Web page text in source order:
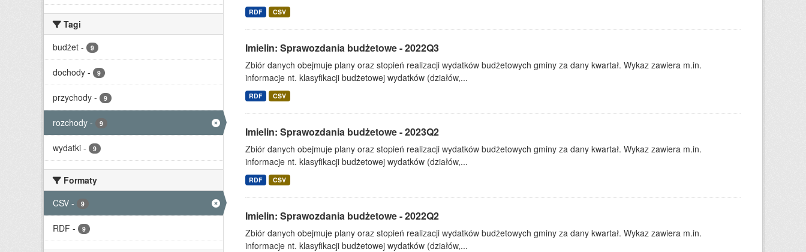
Tagi
budżet - 9
dochody - 9
przychody - 9
rozchody - 9
wydatki - 9
Formaty
CSV - 9
RDF - 9
RDF CSV
Imielin: Sprawozdania budżetowe - 2022Q3
Zbiór danych obejmuje plany oraz stopień realizacji wydatków budżetowych gminy za dany kwartał. Wykaz zawiera m.in.
informacje nt. klasyfikacji budżetowej wydatków (działów,...
RDF CSV
Imielin: Sprawozdania budżetowe - 2023Q2
Zbiór danych obejmuje plany oraz stopień realizacji wydatków budżetowych gminy za dany kwartał. Wykaz zawiera m.in.
informacje nt. klasyfikacji budżetowej wydatków (działów,...
RDF CSV
Imielin: Sprawozdania budżetowe - 2022Q2
Zbiór danych obejmuje plany oraz stopień realizacji wydatków budżetowych gminy za dany kwartał. Wykaz zawiera m.in.
informacje nt. klasyfikacji budżetowej wydatków (działów,...